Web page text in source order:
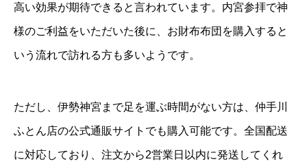
高い効果が期待できると言われています。内宮参拝で神
様のご利益をいただいた後に、お財布布団を購入すると
いう流れで訪れる方も多いようです。
ただし、伊勢神宮まで足を運ぶ時間がない方は、仲手川
ふとん店の公式通販サイトでも購入可能です。全国配送
に対応しており、注文から2営業日以内に発送してくれ